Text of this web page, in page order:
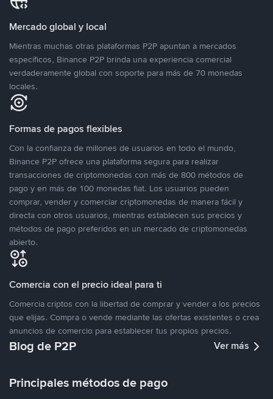
Mercado global y local
Mientras muchas otras plataformas P2P apuntan a mercados
específicos, Binance P2P brinda una experiencia comercial
verdaderamente global con soporte para más de 70 monedas
locales.
Formas de pagos flexibles
Con la confianza de millones de usuarios en todo el mundo,
Binance P2P ofrece una plataforma segura para realizar
transacciones de criptomonedas con más de 800 métodos de
pago y en más de 100 monedas fiat. Los usuarios pueden
comprar, vender y comerciar criptomonedas de manera fácil y
directa con otros usuarios, mientras establecen sus precios y
métodos de pago preferidos en un mercado de criptomonedas
abierto.
Comercia con el precio ideal para ti
Comercia criptos con la libertad de comprar y vender a los precios
que elijas. Compra o vende mediante las ofertas existentes o crea
anuncios de comercio para establecer tus propios precios.
Blog de P2P Ver más
Principales métodos de pago